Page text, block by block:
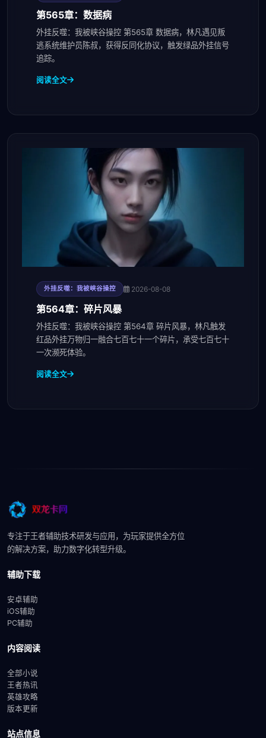
第565章：数据病
外挂反噬：我被峡谷操控 第565章 数据病，林凡遇见叛
逃系统维护员陈叔，获得反同化协议，触发绿品外挂信号
追踪。
阅读全文
外挂反噬：我被峡谷操控 2026-08-08
第564章：碎片风暴
外挂反噬：我被峡谷操控 第564章 碎片风暴，林凡触发
红品外挂万物归一融合七百七十一个碎片，承受七百七十
一次濒死体验。
阅读全文
专注于王者辅助技术研发与应用，为玩家提供全方位
的解决方案，助力数字化转型升级。
辅助下载
安卓辅助
iOS辅助
PC辅助
内容阅读
全部小说
王者热讯
英雄攻略
版本更新
站点信息